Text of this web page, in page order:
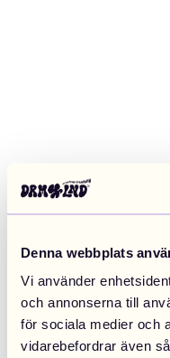
Denna webbplats
Vi använder
och annonserna till
för sociala medier och
vidarebefordrar även